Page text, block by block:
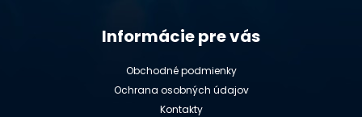
Informácie pre vás
Obchodné podmienky
Ochrana osobných údajov
Kontakty